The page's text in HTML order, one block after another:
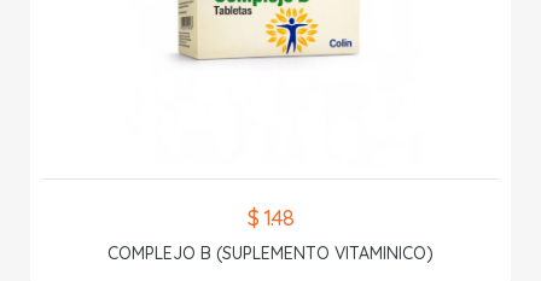
$ 1.48
COMPLEJO B (SUPLEMENTO VITAMINICO)